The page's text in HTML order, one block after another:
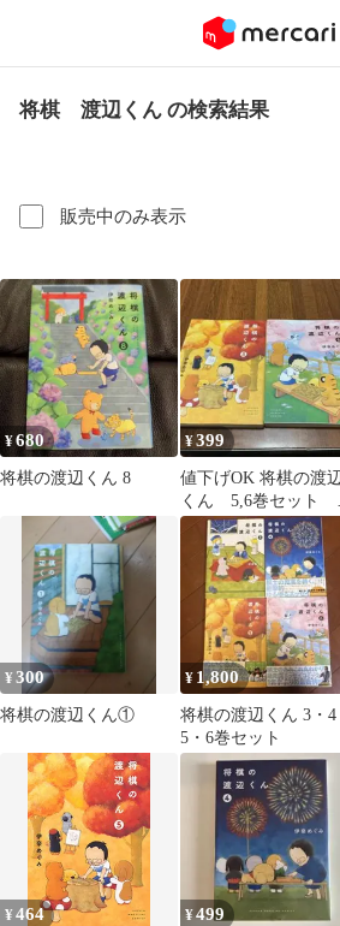
将棋 渡辺くん の検索結果
販売中のみ表示
¥680
将棋の渡辺くん 8
¥399
値下げOK 将棋の渡
くん 5,6巻セット
奈めぐみ
¥300
将棋の渡辺くん①
¥ 1,800
将棋の渡辺くん 3・4
5・6巻セット
¥464 ¥499